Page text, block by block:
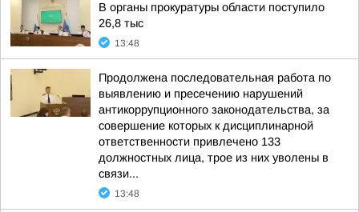
В органы прокуратуры области поступило
26,8 тыс
13:48
Продолжена последовательная работа по
выявлению и пресечению нарушений
антикоррупционного законодательства, за
совершение которых к дисциплинарной
ответственности привлечено 133
должностных лица, трое из них уволены в
связи...
13:48